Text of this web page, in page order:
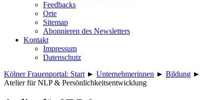
Feedbacks
Orte
Sitemap
Abonnieren des Newsletters
Kontakt
Impressum
Datenschutz
Kölner Frauenportal: Start ► Unternehmerinnen ► Bildung ►
Atelier für NLP & Persönlichkeitsentwicklung